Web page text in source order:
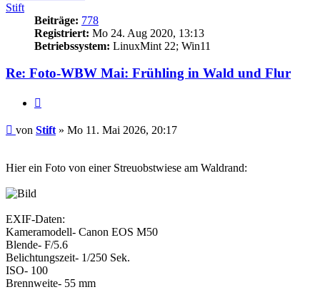
Stift
Beiträge: 778
Registriert: Mo 24. Aug 2020, 13:13
Betriebssystem: LinuxMint 22; Win11
Re: Foto-WBW Mai: Frühling in Wald und Flur
Beitrag
von Stift » Mo 11. Mai 2026, 20:17
Hier ein Foto von einer Streuobstwiese am Waldrand:
EXIF-Daten:
Kameramodell- Canon EOS M50
Blende- F/5.6
Belichtungszeit- 1/250 Sek.
ISO- 100
Brennweite- 55 mm